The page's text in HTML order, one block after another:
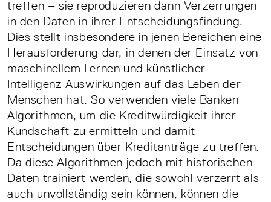
treffen – sie reproduzieren dann Verzerrungen
in den Daten in ihrer Entscheidungsfindung.
Dies stellt insbesondere in jenen Bereichen eine
Herausforderung dar, in denen der Einsatz von
maschinellem Lernen und künstlicher
Intelligenz Auswirkungen auf das Leben der
Menschen hat. So verwenden viele Banken
Algorithmen, um die Kreditwürdigkeit ihrer
Kundschaft zu ermitteln und damit
Entscheidungen über Kreditanträge zu treffen.
Da diese Algorithmen jedoch mit historischen
Daten trainiert werden, die sowohl verzerrt als
auch unvollständig sein können, können die